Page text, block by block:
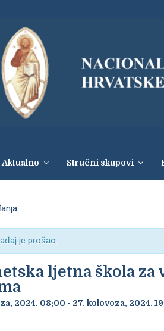
Aktualno Stručni skupovi
je prošao.
ljetna škola
2024. 08:00 - 27. kolovoza, 2024.